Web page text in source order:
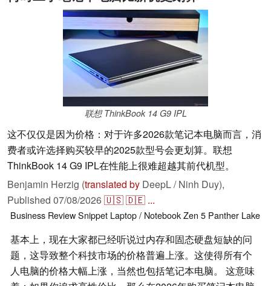
联想 ThinkBook 14 G9 IPL
这不仅仅是因为价格：对于许多2026款笔记本电脑而言，消
费者或许选择购买较早的2025款型号会更划算。联想
ThinkBook 14 G9 IPL在性能上很难超越其前代机型。
Benjamin Herzig (translated by DeepL / Ninh Duy),
Published 07/08/2026🇺🇸🇩🇪 ...
Business Review Snippet Laptop / NotebookZen 5 Panther Lake
基本上，现在大家都已经听说过内存和固态硬盘短缺的问
题，这导致整个科技市场的价格普遍上涨。这使得所有个
人电脑的价格大幅上涨，当然也包括笔记本电脑。 这意味